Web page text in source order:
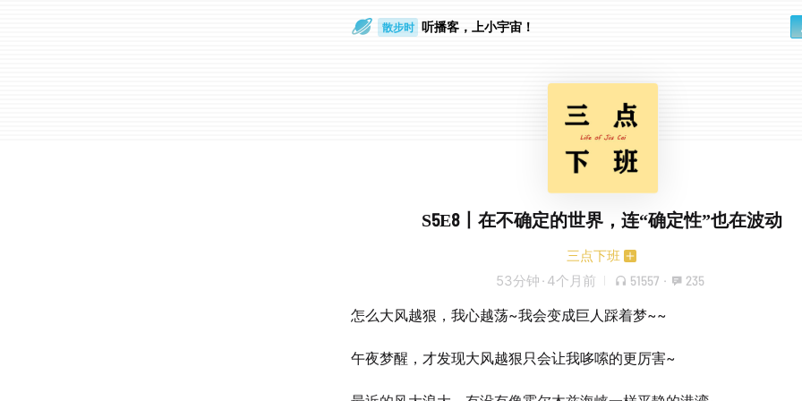
散步时 听播客，上小宇宙！
S5E8丨在不确定的世界，连“确定性”也在波动
三点下班
53分钟 · 4个月前 51557 · 235
怎么大风越狠，我心越荡~我会变成巨人踩着梦~~
午夜梦醒，才发现大风越狠只会让我哆嗦的更厉害~